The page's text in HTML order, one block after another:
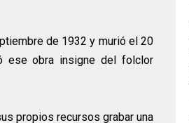
de 1932 y murió el 20
ese obra insigne del folclor
propios recursos grabar una